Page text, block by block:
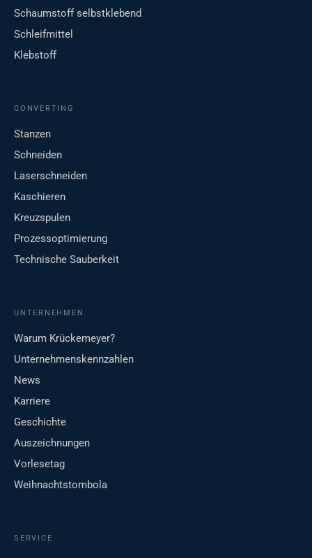
Schaumstoff selbstklebend
Schleifmittel
Klebstoff
CONVERTING
Stanzen
Schneiden
Laserschneiden
Kaschieren
Kreuzspulen
Prozessoptimierung
Technische Sauberkeit
UNTERNEHMEN
Warum Krückemeyer?
Unternehmenskennzahlen
News
Karriere
Geschichte
Auszeichnungen
Vorlesetag
Weihnachtstombola
SERVICE